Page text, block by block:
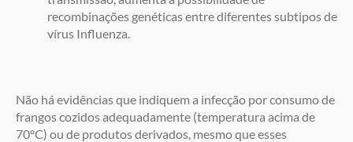
recombinações genéticas entre diferentes subtipos de
vírus Influenza.
Não há evidências que indiquem a infecção por consumo de
frangos cozidos adequadamente (temperatura acima de
70ºC) ou de produtos derivados, mesmo que esses